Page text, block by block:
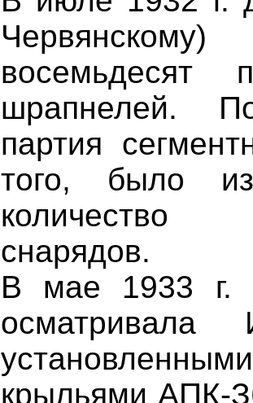
Червянскому)
восемьдесят
шрапнелей.
партия
того, было
количество
снарядов.
В мае 1933 г.
крыльями АПК-